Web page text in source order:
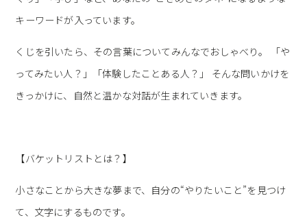
キーワードが入っています。
くじを引いたら、その言葉についてみんなでおしゃべり。 「や
ってみたい人？」「体験したことある人？」 そんな問いかけを
きっかけに、自然と温かな対話が生まれていきます。
【バケットリストとは？】
小さなことから大きな夢まで、自分の“やりたいこと”を見つけ
て、文字にするものです。